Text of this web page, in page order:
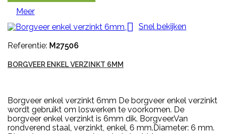
Meer
 Snel bekijken
Referentie: M27506
BORGVEER ENKEL VERZINKT 6MM
Borgveer enkel verzinkt 6mm De borgveer enkel verzinkt
wordt gebruikt om loswerken te voorkomen. De
borgveer enkel verzinkt is 6mm dik. Borgveer.Van
rondverend staal, verzinkt, enkel, 6 mm.Diameter: 6 mm.